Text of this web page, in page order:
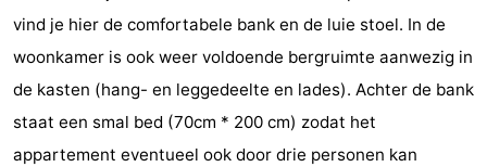
Wandelen
-
Paardrijden
-
Golfbanen
-
vind je hier de comfortabele bank en de luie stoel. In de
woonkamer is ook weer voldoende bergruimte aanwezig in
de kasten (hang- en leggedeelte en lades). Achter de bank
staat een smal bed (70cm * 200 cm) zodat het
appartement eventueel ook door drie personen kan